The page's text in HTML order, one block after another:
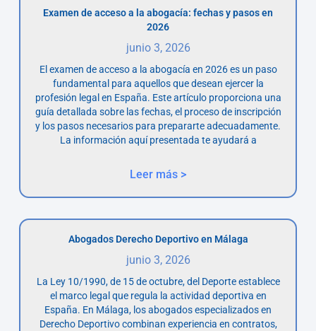
Examen de acceso a la abogacía: fechas y pasos en
2026
junio 3, 2026
El examen de acceso a la abogacía en 2026 es un paso
fundamental para aquellos que desean ejercer la
profesión legal en España. Este artículo proporciona una
guía detallada sobre las fechas, el proceso de inscripción
y los pasos necesarios para prepararte adecuadamente.
La información aquí presentada te ayudará a
Leer más >
Abogados Derecho Deportivo en Málaga
junio 3, 2026
La Ley 10/1990, de 15 de octubre, del Deporte establece
el marco legal que regula la actividad deportiva en
España. En Málaga, los abogados especializados en
Derecho Deportivo combinan experiencia en contratos,